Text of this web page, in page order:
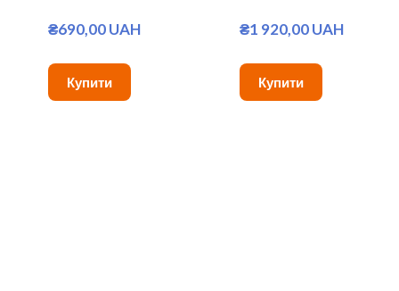
₴690,00 UAH
Купити
₴1 920,00 UAH
Купити